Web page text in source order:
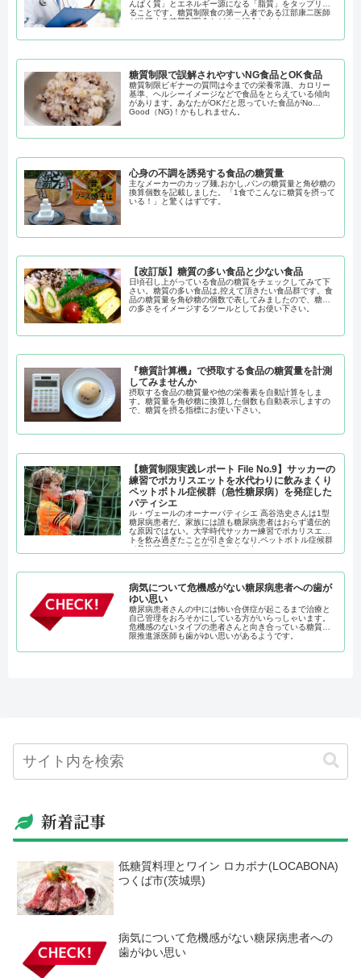
んぱく質」とエネルギー源になる「脂質」をタップリ摂
ることです。糖質制限食の第一人者である江部康二医師
が推奨する糖質制限食などをご紹介します。
糖質制限で誤解されやすいNG食品とOK食品
糖質制限ビギナーの質問は今までの栄養常識、カロリー
基準、ヘルシーイメージなどで食品をとらえている傾向
があります。あなたがOKだと思っていた食品がNo
Good（NG)！かもしれません。
心身の不調を誘発する食品の糖質量
主なメーカーのカップ麺,おかし,パンの糖質量と角砂糖の
換算個数を記載しました。「1食でこんなに糖質を摂って
いる！」と驚くはずです。
【改訂版】糖質の多い食品と少ない食品
日頃召し上がっている食品の糖質をチェックしてみて下
さい。糖質の多い食品は,控えて頂きたい食品群です。食
品の糖質量を角砂糖の個数で表してみましたので、糖質
の多さをイメージするツールとしてお使い下さい。
『糖質計算機』で摂取する食品の糖質量を計測
してみませんか
摂取する食品の糖質量や他の栄養素を自動計算をしま
す。糖質量を角砂糖に換算した個数も自動表示しますの
で、糖質を摂る指標にお使い下さい。
【糖質制限実践レポート File No.9】サッカーの
練習でポカリスエットを水代わりに飲みまくり
ペットボトル症候群（急性糖尿病）を発症した
パティシエ
ル・ヴェールのオーナーパティシエ 高谷浩史さんは1型
糖尿病患者だ。家族には誰も糖尿病患者はおらず遺伝的
な原因ではない。大学時代サッカー練習でポカリスエッ
トを飲み過ぎたことが引き金となり,ペットボトル症候群
（急性糖尿病）を発症してしまった。
病気について危機感がない糖尿病患者への歯が
ゆい思い
糖尿病患者さんの中には怖い合併症が起こるまで治療と
自己管理をおろそかにしている方がいらっしゃいます。
危機感のないタイプの患者さんと向き合っている糖質制
限推進派医師も歯がゆい思いがあるようです。
新着記事
低糖質料理とワイン ロカボナ(LOCABONA)
つくば市(茨城県)
病気について危機感がない糖尿病患者への
歯がゆい思い